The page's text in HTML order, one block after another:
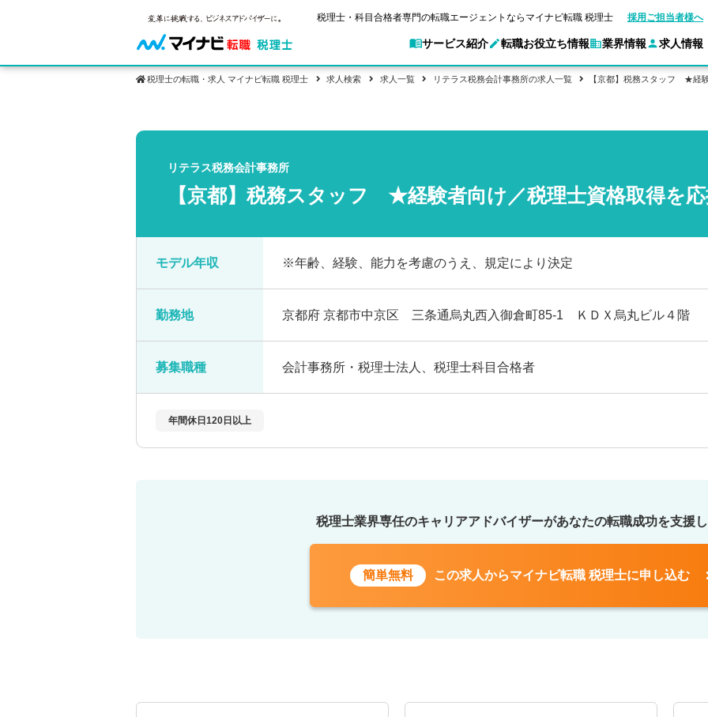
税理士・科目合格者専門の転職エージェントならマイナビ転職 税理士 採用ご担当者様へ
サービス紹介
サービス紹介
マイナビ転職 税理士とは？ ご利用ガイド
キ
よくあるご質問
転職お役立ち情報
転職お役立ち情報
ご状況別転職ガイド
2回目以降の転職の方へ
未経験分野への転職
転職活動お役
ストレス診断
業界情報
業界情報
税理士試験情報
税理士試験合格後の流れ
企業情報
求人情報
求人情報
保有資格別求人情報 業界別求人情報
コンサルティングファームへの転職
税理士の転職・求人 マイナビ転職 税理士 求人検索 求人一覧 リテラス税務会計事務所の求人一覧 【京都】税務スタッフ ★経
リテラス税務会計事務所
【京都】税務スタッフ ★経験者向け／税理士資格取得を
モデル年収 ※年齢、経験、能力を考慮のうえ、規定により決定
勤務地 京都府 京都市中京区 三条通烏丸西入御倉町85-1 ＫＤＸ烏丸ビル４階
募集職種 会計事務所・税理士法人、税理士科目合格者
年間休日120日以上
税理士業界専任のキャリアアドバイザーがあなたの転職成功を支援
簡単無料 この求人からマイナビ転職 税理士に申し込む